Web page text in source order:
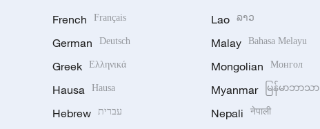
French Français
German Deutsch
Greek Ελληνικά
Hausa Hausa
Hebrew עברית
Lao ລາວ
Malay Bahasa Melayu
Mongolian Монгол
Myanmar မြန်မာဘာသာ
Nepali नेपाली